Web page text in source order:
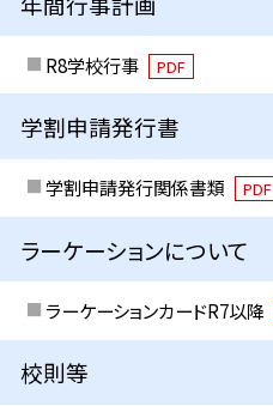
R8学校行事 PDF
学割申請発行書
学割申請発行関係書類 PDF
ラーケーションについて
ラーケーションカードR7以降
校則等